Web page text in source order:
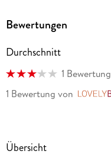
Bewertungen
Durchschnitt
1 Bewertung
1 Bewertung von
Übersicht